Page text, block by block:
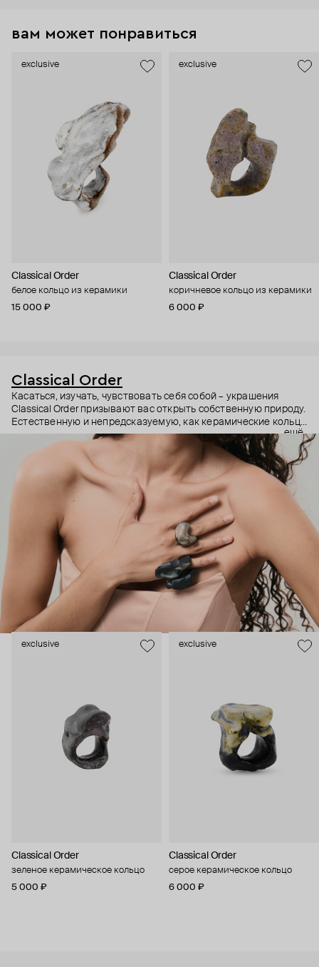
вам может понравиться
exclusive
Classical Order
белое кольцо из керамики
15 000 ₽
exclusive
Classical Order
коричневое кольцо из керамики
6 000 ₽
Classical Order
Касаться, изучать, чувствовать себя собой – украшения
Classical Order призывают вас открыть собственную природу.
Естественную и непредсказуемую, как керамические кольца
бренда. Дизайнер Марго соединяет в органических силуэтах
свои знания в истории искусств, античность и ленд-арт
(отсюда и естественные окаменелые формы). К созданию
украшений она подходит с архитектурной серьезностью: от
первых макетов и обжига к финальной гравировке и
покраске. Ручной труд и две недели работы, чтобы создать
инсталляцию, которую можно носить с собой.
ещё
exclusive
Classical Order
зеленое керамическое кольцо
5 000 ₽
exclusive
Classical Order
серое керамическое кольцо
6 000 ₽